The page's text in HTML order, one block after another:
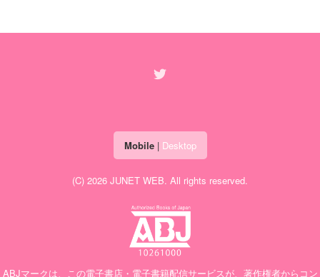
Mobile| Desktop
(C) 2026 JUNET WEB. All rights reserved.
ABJマークは、この電子書店・電子書籍配信サービスが、著作権者からコン